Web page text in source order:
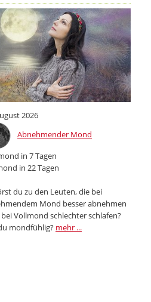
2026
Abnehmender Mond
in 7 Tagen
in 22 Tagen
du zu den Leuten, die bei
Mond besser abnehmen
Vollmond schlechter schlafen?
mondfühlig? mehr ...